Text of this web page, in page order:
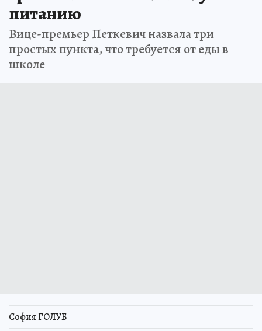
питанию
Вице-премьер Петкевич назвала три
простых пункта, что требуется от еды в
школе
София ГОЛУБ